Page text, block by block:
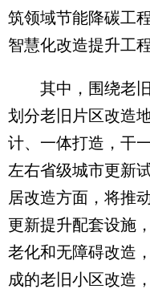
筑领域节能降碳工
智慧化改造提升工程
其中，围绕老旧
划分老旧片区改造
计、一体打造，干
左右省级城市更新
居改造方面，将推
更新提升配套设施
老化和无障碍改造
成的老旧小区改造